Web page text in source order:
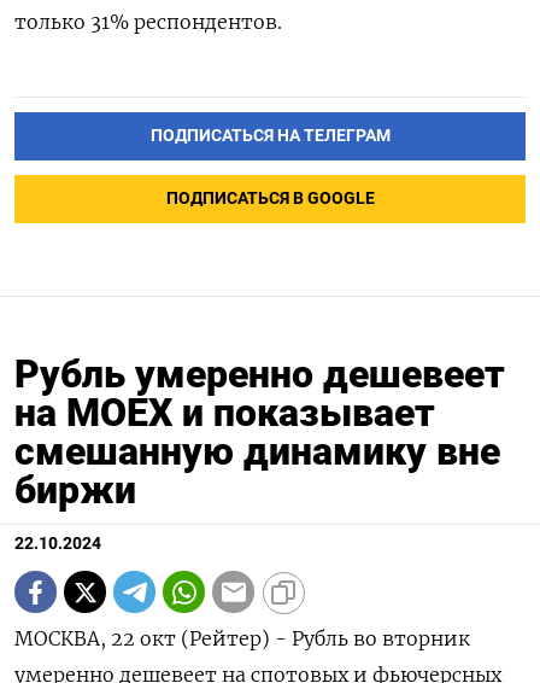
только 31% респондентов.
ПОДПИСАТЬСЯ НА ТЕЛЕГРАМ
ПОДПИСАТЬСЯ В GOOGLE
Рубль умеренно дешевеет
на MOEX и показывает
смешанную динамику вне
биржи
22.10.2024
МОСКВА, 22 окт (Рейтер) - Рубль во вторник
умеренно дешевеет на спотовых и фьючерсных